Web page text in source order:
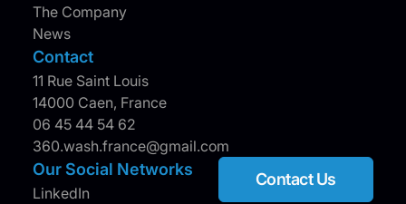
The Company
News
Contact
11 Rue Saint Louis
14000 Caen, France
06 45 44 54 62
360.wash.france@gmail.com
Our Social Networks
LinkedIn
Contact Us